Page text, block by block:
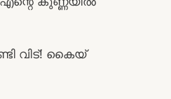
വിട്! കൈയ്